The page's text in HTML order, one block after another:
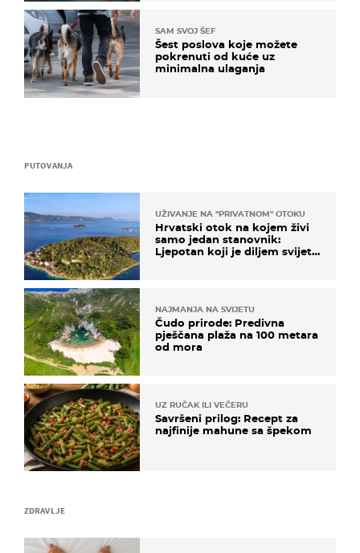
ZDRAVLJE
PUTOVANJA
UŽIVANJE NA "PRIVATNOM" OTOKU
Hrvatski otok na kojem živi
samo jedan stanovnik:
Ljepotan koji je diljem svijeta
NAJMANJA NA SVIJETU
Čudo prirode: Predivna
pješčana plaža na 100 metara
od mora
UZ RUČAK ILI VEČERU
Savršeni prilog: Recept za
najfinije mahune sa špekom
SAM SVOJ ŠEF
Šest poslova koje možete
pokrenuti od kuće uz
minimalna ulaganja